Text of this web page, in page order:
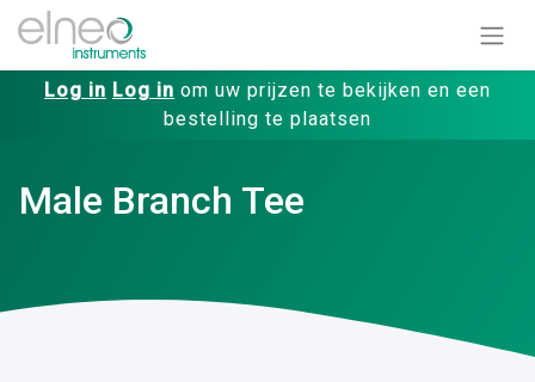
Log in Log in om uw prijzen te bekijken en een
bestelling te plaatsen
Male Branch Tee